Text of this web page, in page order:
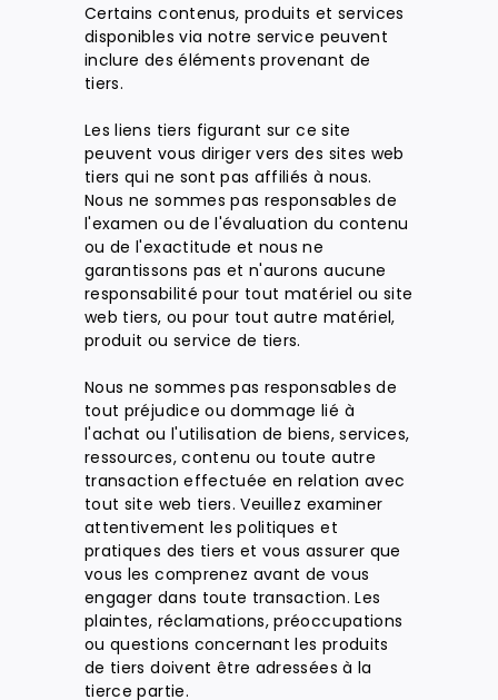
Certains contenus, produits et services
disponibles via notre service peuvent
inclure des éléments provenant de
tiers.
Les liens tiers figurant sur ce site
peuvent vous diriger vers des sites web
tiers qui ne sont pas affiliés à nous.
Nous ne sommes pas responsables de
l'examen ou de l'évaluation du contenu
ou de l'exactitude et nous ne
garantissons pas et n'aurons aucune
responsabilité pour tout matériel ou site
web tiers, ou pour tout autre matériel,
produit ou service de tiers.
Nous ne sommes pas responsables de
tout préjudice ou dommage lié à
l'achat ou l'utilisation de biens, services,
ressources, contenu ou toute autre
transaction effectuée en relation avec
tout site web tiers. Veuillez examiner
attentivement les politiques et
pratiques des tiers et vous assurer que
vous les comprenez avant de vous
engager dans toute transaction. Les
plaintes, réclamations, préoccupations
ou questions concernant les produits
de tiers doivent être adressées à la
tierce partie.